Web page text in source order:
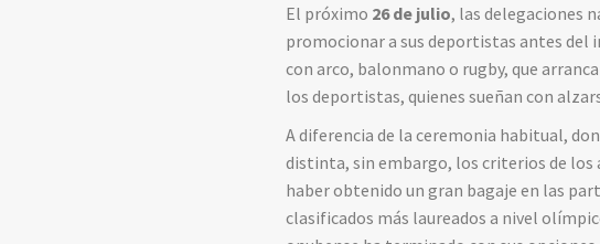
El próximo 26 de julio, las delegaciones
promocionar a sus deportistas antes del
con arco, balonmano o rugby, que
los deportistas, quienes sueñan con
A diferencia de la ceremonia habitual,
distinta, sin embargo, los criterios de los
haber obtenido un gran bagaje en las
clasificados más laureados a nivel